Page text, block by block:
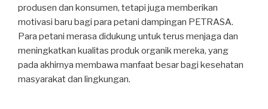
produsen dan konsumen, tetapi juga memberikan
motivasi baru bagi para petani dampingan PETRASA.
Para petani merasa didukung untuk terus menjaga dan
meningkatkan kualitas produk organik mereka, yang
pada akhirnya membawa manfaat besar bagi kesehatan
masyarakat dan lingkungan.